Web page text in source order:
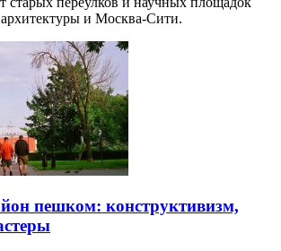
и Москва-Сити.
пешком: конструктивизм,